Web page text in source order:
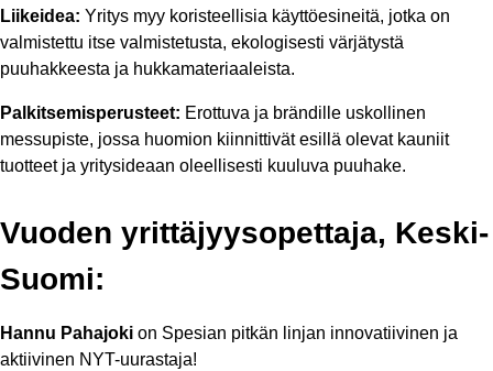
Liikeidea: Yritys myy koristeellisia käyttöesineitä, jotka on
valmistettu itse valmistetusta, ekologisesti värjätystä
puuhakkeesta ja hukkamateriaaleista.
Palkitsemisperusteet: Erottuva ja brändille uskollinen
messupiste, jossa huomion kiinnittivät esillä olevat kauniit
tuotteet ja yritysideaan oleellisesti kuuluva puuhake.
Vuoden yrittäjyysopettaja, Keski-
Suomi:
Hannu Pahajoki on Spesian pitkän linjan innovatiivinen ja
aktiivinen NYT-uurastaja!